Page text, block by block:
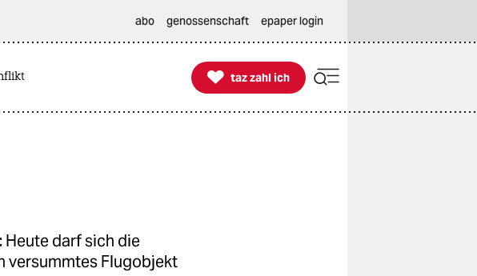
abo genossenschaft epaper login

taz zahl ich
taz zahl ich
darf sich die
versummtes Flugobjekt